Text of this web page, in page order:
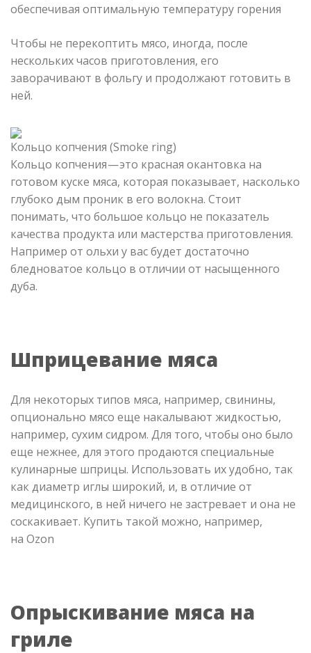
обеспечивая оптимальную температуру горения
Чтобы не перекоптить мясо, иногда, после
нескольких часов приготовления, его
заворачивают в фольгу и продолжают готовить в
ней.
Кольцо копчения (Smoke ring)
Кольцо копчения — это красная окантовка на
готовом куске мяса, которая показывает, насколько
глубоко дым проник в его волокна. Стоит
понимать, что большое кольцо не показатель
качества продукта или мастерства приготовления.
Например от ольхи у вас будет достаточно
бледноватое кольцо в отличии от насыщенного
дуба.
Шприцевание мяса
Для некоторых типов мяса, например, свинины,
опционально мясо еще накалывают жидкостью,
например, сухим сидром. Для того, чтобы оно было
еще нежнее, для этого продаются специальные
кулинарные шприцы. Использовать их удобно, так
как диаметр иглы широкий, и, в отличие от
медицинского, в ней ничего не застревает и она не
соскакивает. Купить такой можно, например,
на Ozon
Опрыскивание мяса на
гриле